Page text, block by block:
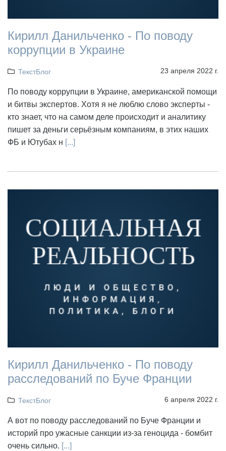
Кирилл Данильченко - По поводу
коррупции в Украине
ТекстБлог 23 апреля 2022 г.
По поводу коррупции в Украине, американской помощи
и битвы экспертов. Хотя я не люблю слово эксперты -
кто знает, что на самом деле происходит и аналитику
пишет за деньги серьёзным компаниям, в этих наших
ФБ и Ютубах н [...]
Кирилл Данильченко - По поводу
расследований по Буче Франции
ТекстБлог 6 апреля 2022 г.
А вот по поводу расследований по Буче Франции и
историй про ужасные санкции из-за геноцида - бомбит
очень сильно. [...]